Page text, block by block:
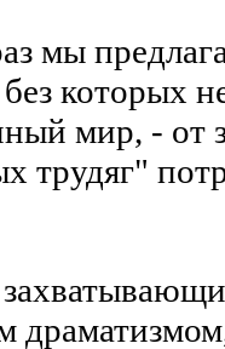
мы
которых
мир, - от
трудяг"